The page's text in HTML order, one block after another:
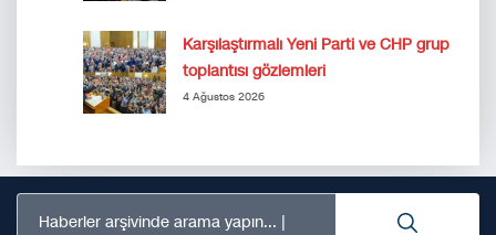
Karşılaştırmalı Yeni Parti ve CHP grup
toplantısı gözlemleri
4 Ağustos 2026
Haberler arşivinde arama yapın...